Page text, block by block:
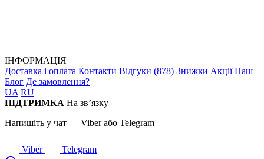
ІНФОРМАЦІЯ
Доставка і оплата Контакти Відгуки (878) Знижки Акції Наш
Блог Де замовлення?
UA RU
ПІДТРИМКА На зв’язку
Напишіть у чат — Viber або Telegram
Viber
Telegram